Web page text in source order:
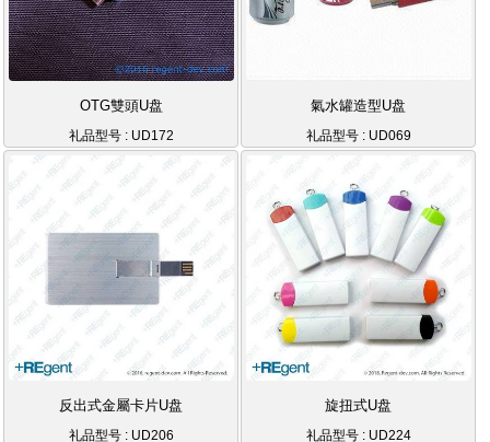
OTG雙頭U盘
礼品型号 : UD172
氣水罐造型U盘
礼品型号 : UD069
反出式金屬卡片U盘
礼品型号 : UD206
旋扭式U盘
礼品型号 : UD224